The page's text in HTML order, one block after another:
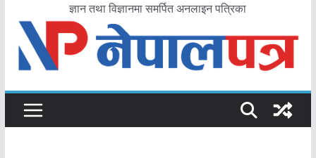
ज्ञान तथा विज्ञानमा समर्पित अनलाइन पत्रिका